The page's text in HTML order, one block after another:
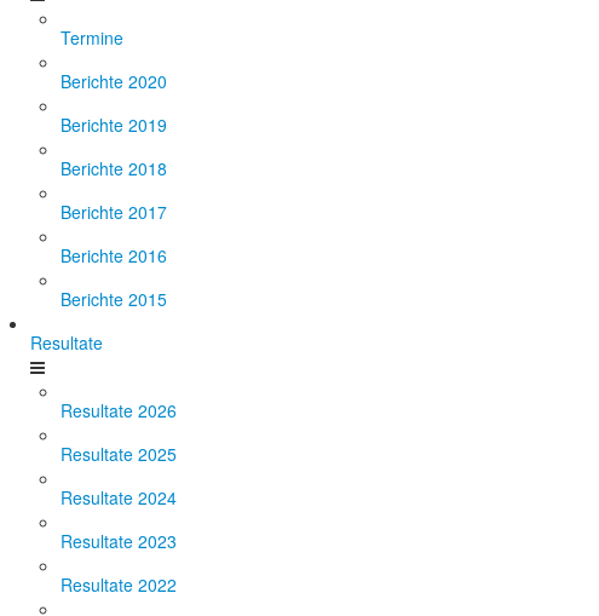
Termine
Berichte 2020
Berichte 2019
Berichte 2018
Berichte 2017
Berichte 2016
Berichte 2015
Resultate
Resultate 2026
Resultate 2025
Resultate 2024
Resultate 2023
Resultate 2022